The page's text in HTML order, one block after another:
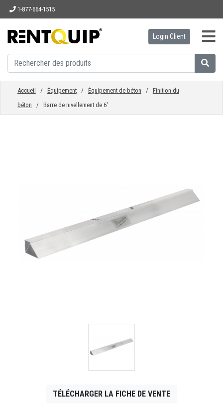
1-877-664-1515
ACCUEIL
ÉQUIPEMENT
CONTACT
Login Client
Accueil / Équipement/ Équipement de béton / Finition du
béton / Barre de nivellement de 6'
TÉLÉCHARGER LA FICHE DE VENTE